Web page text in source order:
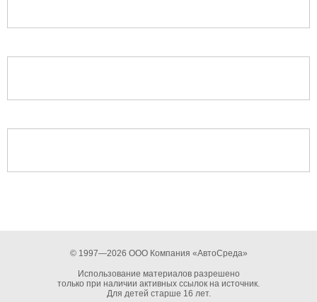
© 1997—2026 ООО Компания «АвтоСреда»
Использование материалов разрешено
только при наличии активных ссылок на источник.
Для детей старше 16 лет.